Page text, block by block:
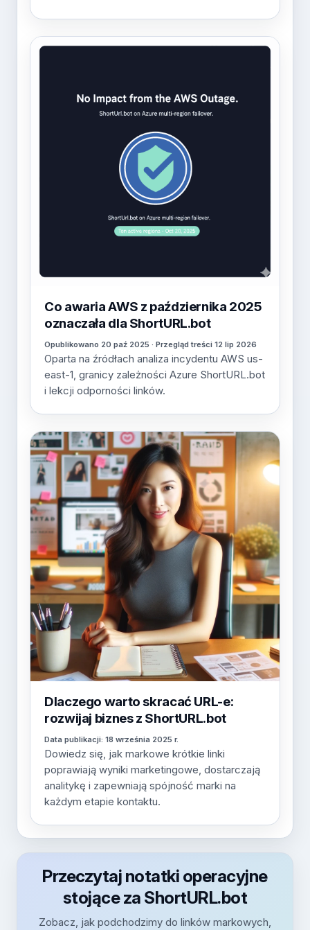
Co awaria AWS z października 2025
oznaczała dla ShortURL.bot
Opublikowano 20 paź 2025 · Przegląd treści 12 lip 2026
Oparta na źródłach analiza incydentu AWS us-
east-1, granicy zależności Azure ShortURL.bot
i lekcji odporności linków.
Dlaczego warto skracać URL-e:
rozwijaj biznes z ShortURL.bot
Data publikacji: 18 września 2025 r.
Dowiedz się, jak markowe krótkie linki
poprawiają wyniki marketingowe, dostarczają
analitykę i zapewniają spójność marki na
każdym etapie kontaktu.
Przeczytaj notatki operacyjne
stojące za ShortURL.bot
Zobacz, jak podchodzimy do linków markowych,